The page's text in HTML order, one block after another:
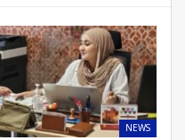
NEWS